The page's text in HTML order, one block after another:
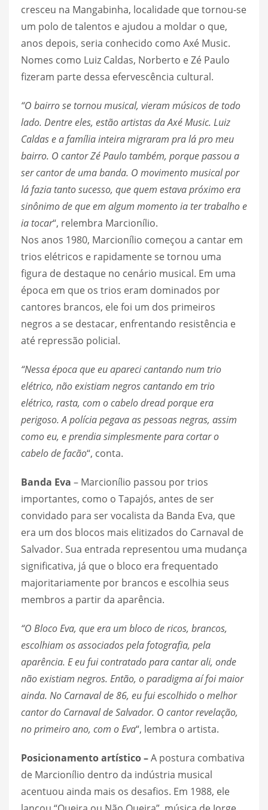
cresceu na Mangabinha, localidade que tornou-se
um polo de talentos e ajudou a moldar o que,
anos depois, seria conhecido como Axé Music.
Nomes como Luiz Caldas, Norberto e Zé Paulo
fizeram parte dessa efervescência cultural.
“O bairro se tornou musical, vieram músicos de todo
lado. Dentre eles, estão artistas da Axé Music. Luiz
Caldas e a família inteira migraram pra lá pro meu
bairro. O cantor Zé Paulo também, porque passou a
ser cantor de uma banda. O movimento musical por
lá fazia tanto sucesso, que quem estava próximo era
sinônimo de que em algum momento ia ter trabalho e
ia tocar“, relembra Marcionílio.
Nos anos 1980, Marcionílio começou a cantar em
trios elétricos e rapidamente se tornou uma
figura de destaque no cenário musical. Em uma
época em que os trios eram dominados por
cantores brancos, ele foi um dos primeiros
negros a se destacar, enfrentando resistência e
até repressão policial.
“Nessa época que eu apareci cantando num trio
elétrico, não existiam negros cantando em trio
elétrico, rasta, com o cabelo dread porque era
perigoso. A polícia pegava as pessoas negras, assim
como eu, e prendia simplesmente para cortar o
cabelo de facão“, conta.
Banda Eva – Marcionílio passou por trios
importantes, como o Tapajós, antes de ser
convidado para ser vocalista da Banda Eva, que
era um dos blocos mais elitizados do Carnaval de
Salvador. Sua entrada representou uma mudança
significativa, já que o bloco era frequentado
majoritariamente por brancos e escolhia seus
membros a partir da aparência.
“O Bloco Eva, que era um bloco de ricos, brancos,
escolhiam os associados pela fotografia, pela
aparência. E eu fui contratado para cantar ali, onde
não existiam negros. Então, o paradigma aí foi maior
ainda. No Carnaval de 86, eu fui escolhido o melhor
cantor do Carnaval de Salvador. O cantor revelação,
no primeiro ano, com o Eva“, lembra o artista.
Posicionamento artístico –A postura combativa
de Marcionílio dentro da indústria musical
acentuou ainda mais os desafios. Em 1988, ele